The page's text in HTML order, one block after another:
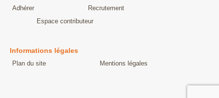
Adhérer
Recrutement
Espace contributeur
Informations légales
Plan du site Mentions légales